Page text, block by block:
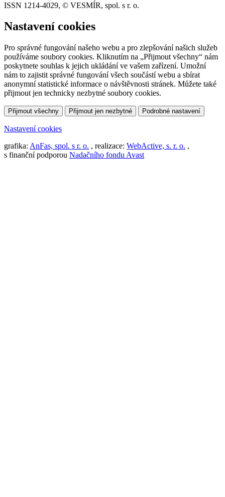
ISSN 1214-4029, © VESMÍR, spol. s r. o.
Nastavení cookies
Pro správné fungování našeho webu a pro zlepšování našich služeb
používáme soubory cookies. Kliknutím na „Přijmout všechny“ nám
poskytnete souhlas k jejich ukládání ve vašem zařízení. Umožní
nám to zajistit správné fungování všech součástí webu a sbírat
anonymní statistické informace o návštěvnosti stránek. Můžete také
přijmout jen technicky nezbytné soubory cookies.
Přijmout všechny Přijmout jen nezbytné Podrobné nastavení
Nastavení cookies
grafika: AnFas, spol. s r. o. , realizace: WebActive, s. r. o. ,
s finanční podporou Nadačního fondu Avast